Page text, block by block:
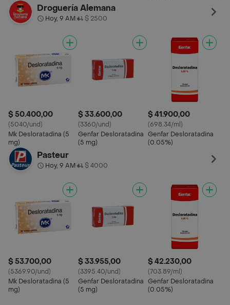
Droguería Alemana
Hoy, 9 AM• $ 2500
$ 50.400,00
(5040/und)
Mk Desloratadina (5
mg)
$ 33.600,00
(3360/und)
Genfar Desloratadina
(5 mg)
$ 41.900,00
(698.34/ml)
Genfar Desloratadina
(0.05%)
Pasteur
Hoy, 9 AM• $ 4000
$ 53.700,00
(5369.90/und)
Mk Desloratadina (5
mg)
$ 33.955,00
(3395.40/und)
Genfar Desloratadina
(5 mg)
$ 42.230,00
(703.89/ml)
Genfar Desloratadina
(0.05%)